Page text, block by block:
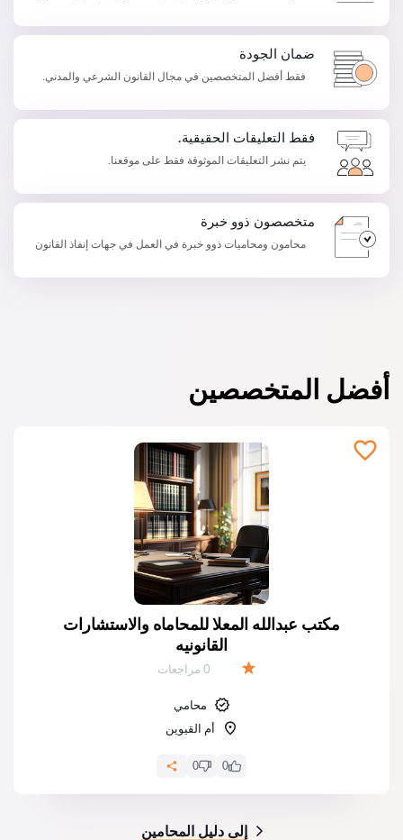
ضمان الجودة
فقط أفضل المتخصصين في مجال القانون الشرعي والمدني.
فقط التعليقات الحقيقية.
يتم نشر التعليقات الموثوقة فقط على موقعنا.
متخصصون ذوو خبرة
محامون ومحاميات ذوو خبرة في العمل في جهات إنفاذ القانون
أفضل المتخصصين
مكتب عبدالله المعلا للمحاماه والاستشارات
القانونيه
عدد المراجعات:
0 مراجعات
محامي
أم القيوين
0
0
إلى دليل المحامين